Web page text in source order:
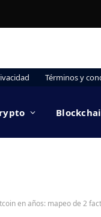
Términos y
en años: mapeo de 2